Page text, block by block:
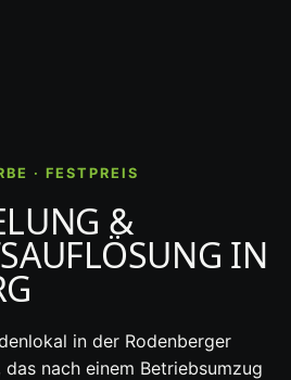
· FESTPREIS
&
IN
in der Rodenberger
nach einem Betriebsumzug